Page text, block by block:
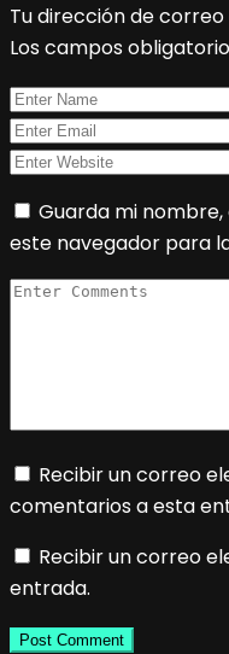
Tu dirección de
Los campos
Guarda mi
este navegador para
Recibir un correo
comentarios a esta
Recibir un correo
entrada.